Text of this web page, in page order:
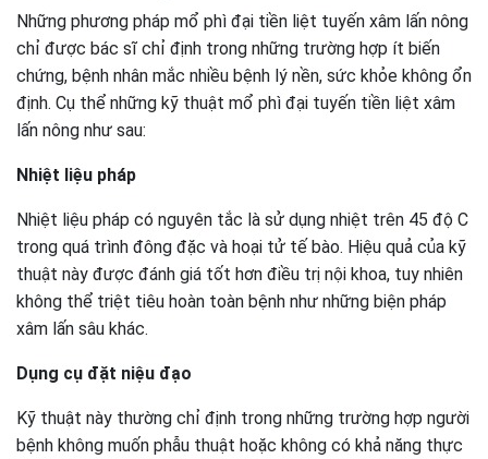
Những phương pháp mổ phì đại tiền liệt tuyến xâm lấn nông
chỉ được bác sĩ chỉ định trong những trường hợp ít biến
chứng, bệnh nhân mắc nhiều bệnh lý nền, sức khỏe không ổn
định. Cụ thể những kỹ thuật mổ phì đại tuyến tiền liệt xâm
lấn nông như sau:
Nhiệt liệu pháp
Nhiệt liệu pháp có nguyên tắc là sử dụng nhiệt trên 45 độ C
trong quá trình đông đặc và hoại tử tế bào. Hiệu quả của kỹ
thuật này được đánh giá tốt hơn điều trị nội khoa, tuy nhiên
không thể triệt tiêu hoàn toàn bệnh như những biện pháp
xâm lấn sâu khác.
Dụng cụ đặt niệu đạo
Kỹ thuật này thường chỉ định trong những trường hợp người
bệnh không muốn phẫu thuật hoặc không có khả năng thực